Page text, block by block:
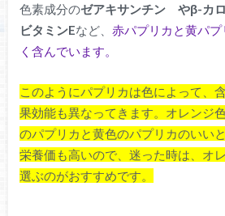
色素成分のゼアキサンチン やβ-カロ
ビタミンEなど、 赤パプリカと黄パ
く含んでいます。
このようにパプリカは色によって、
果効能も異なってきます。オレンジ
のパプリカと黄色のパプリカのいい
栄養価も高いので、迷った時は、オ
選ぶのがおすすめです。